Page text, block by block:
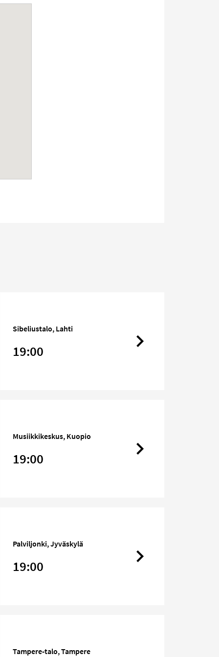
Sibeliustalo, Lahti
19:00
Musiikkikeskus, Kuopio
19:00
Palviljonki, Jyväskylä
19:00
Tampere-talo, Tampere